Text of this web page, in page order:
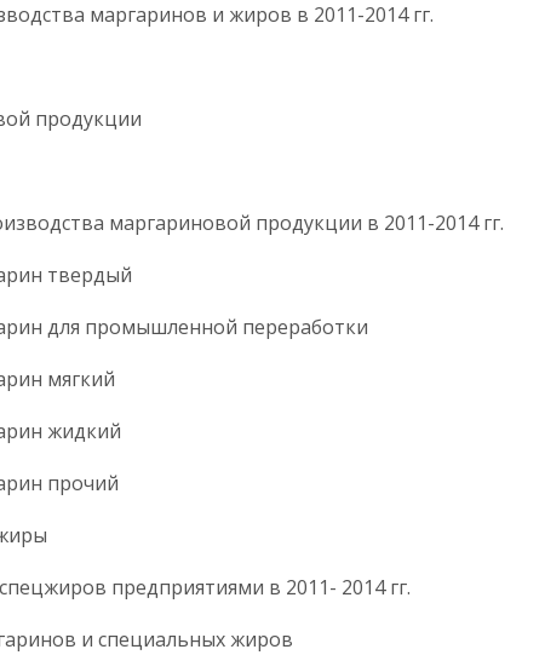
маргаринов и жиров в 2011-2014 гг.
продукции
маргариновой продукции в 2011-2014 гг.
твердый
для промышленной переработки
мягкий
жидкий
прочий
спецжиров предприятиями в 2011- 2014 гг.
и специальных жиров